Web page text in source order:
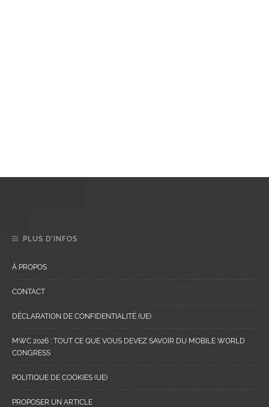
PLUS D’INFOS
À PROPOS
CONTACT
DÉCLARATION DE CONFIDENTIALITÉ (UE)
MWC 2026 : TOUT CE QUE VOUS DEVEZ SAVOIR DU MOBILE WORLD
CONGRESS
POLITIQUE DE COOKIES (UE)
PROPOSER UN ARTICLE